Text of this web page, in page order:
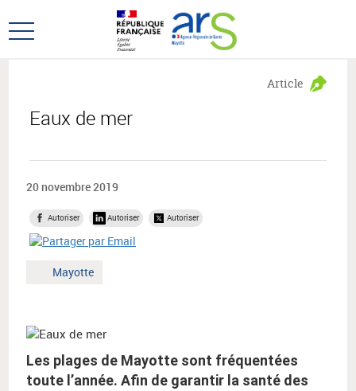
au
menu
au
contenu
Ouvrir
Eaux de mer
Article
20 novembre 2019
Autoriser Autoriser Autoriser
Territoire
Mayotte
Les plages de Mayotte sont fréquentées
toute l’année. Afin de garantir la santé des